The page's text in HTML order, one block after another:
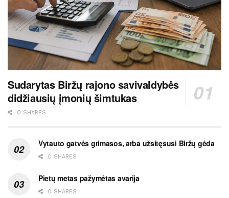
Sudarytas Biržų rajono savivaldybės
didžiausių įmonių šimtukas
0 SHARES
Vytauto gatvės grimasos, arba užsitęsusi Biržų gėda
0 SHARES
Pietų metas pažymėtas avarija
0 SHARES